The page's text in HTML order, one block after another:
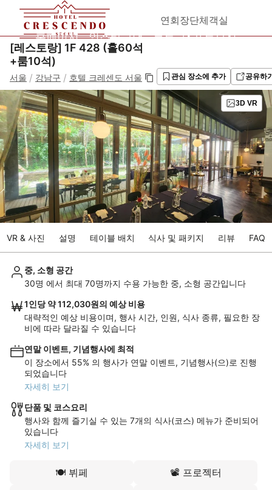
연회장단체객실
홈페이지 인스타그램
블로그&프로모션
[레스토랑] 1F 428 (홀60석
+룸10석)
서울 / 강남구 / 호텔 크레센도 서울 관심 장소에 추가 공유하
3D VR
VR & 사진 설명 테이블 배치 식사 및 패키지 리뷰 FAQ
중, 소형 공간
30명 에서 최대 70명까지 수용 가능한 중, 소형 공간입니다
1인당 약 112,030원의 예상 비용
대략적인 예상 비용이며, 행사 시간, 인원, 식사 종류, 필요한 장
비에 따라 달라질 수 있습니다
연말 이벤트, 기념행사에 최적
이 장소에서 55% 의 행사가 연말 이벤트, 기념행사(으)로 진행
되었습니다
자세히 보기
단품 및 코스요리
행사와 함께 즐기실 수 있는 7개의 식사(코스) 메뉴가 준비되어
있습니다
자세히 보기
🍽️ 뷔페 📽️ 프로젝터